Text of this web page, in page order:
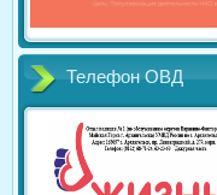
Телефон ОВД